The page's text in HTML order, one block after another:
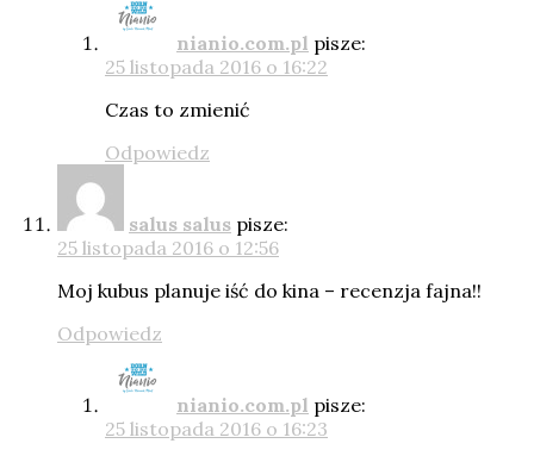
nianio.com.pl pisze:
25 listopada 2016 o 16:22
Czas to zmienić
Odpowiedz
salus salus pisze:
25 listopada 2016 o 12:56
Moj kubus planuje iść do kina – recenzja fajna!!
Odpowiedz
nianio.com.pl pisze:
25 listopada 2016 o 16:23